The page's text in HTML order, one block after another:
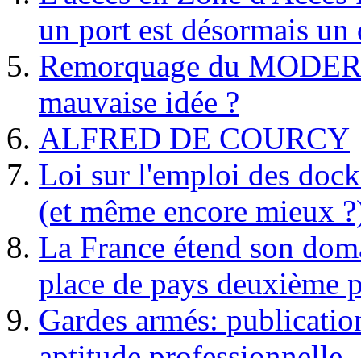
un port est désormais un
Remorquage du
mauvaise idée ?
ALFRED DE COURCY
Loi sur l'emploi des
(et même encore mieux
La France étend son
place de pays deuxième
Gardes armés: